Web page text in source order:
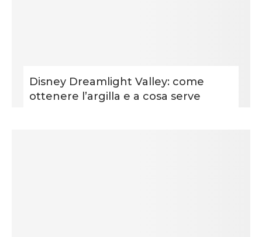
Disney Dreamlight Valley: come
ottenere l’argilla e a cosa serve